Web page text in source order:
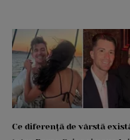
Ce diferență de vârstă